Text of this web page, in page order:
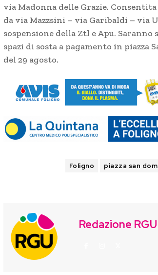
via Madonna delle Grazie.
da via Mazzsini – via Garibaldi – via
sospensione della Ztl e Apu. Saranno
spazi di sosta a pagamento in piazza
del 29 agosto.
Foligno piazza san
Redazione RGU